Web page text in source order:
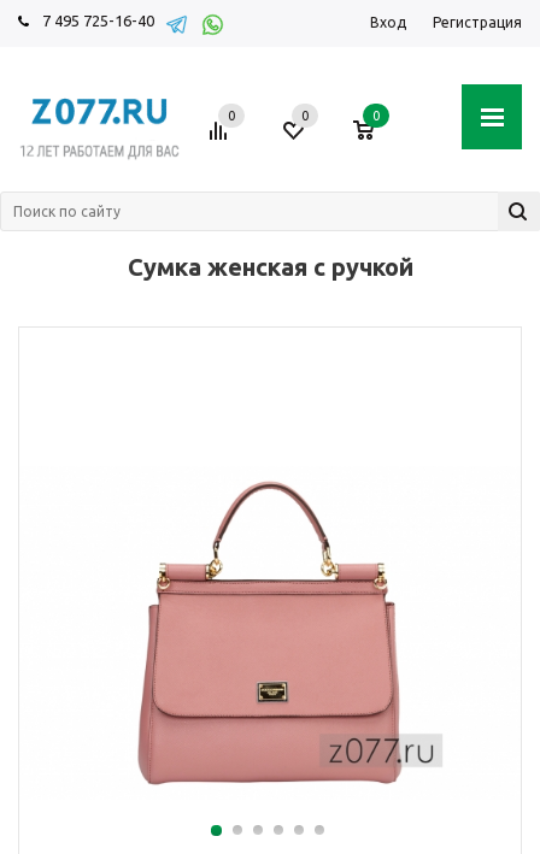
7 495 725-16-40 Вход Регистрация
0 0 0
Сумка женская с ручкой